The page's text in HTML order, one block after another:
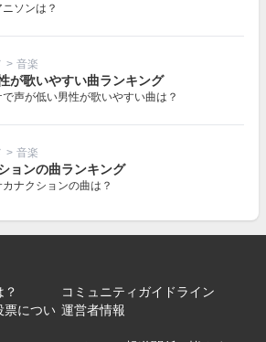
ソンは？
> 音楽
が歌いやすい曲ランキング
で声が低い男性が歌いやすい曲は？
> 音楽
ョンの曲ランキング
ナクションの曲は？
コミュニティガイドライン
票につい 運営者情報